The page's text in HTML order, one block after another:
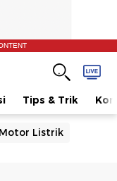
Tips & Trik
Motor Listrik